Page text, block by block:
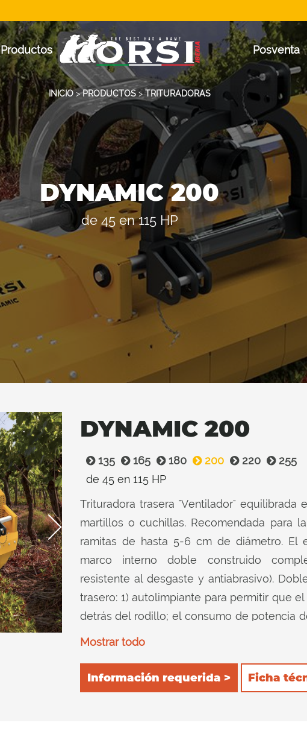
Productos Posventa
INICIO>PRODUCTOS>TRITURADORAS
DYNAMIC 200
de 45 en 115 HP
DYNAMIC 200
135 165 180 200 220
255
de 45 en 115 HP
Trituradora trasera "Ventilador" equilibrada
martillos o cuchillas. Recomendada para
ramitas de hasta 5-6 cm de diámetro. El
marco interno doble construido
resistente al desgaste y antiabrasivo).
trasero: 1) autolimpiante para permitir que
detrás del rodillo; el consumo de potencia
con la consiguiente reducción del
filas de contracuchillas instaladas en el
calidad de corte en ambas posiciones del
Mostrar todo
Información requerida > Ficha